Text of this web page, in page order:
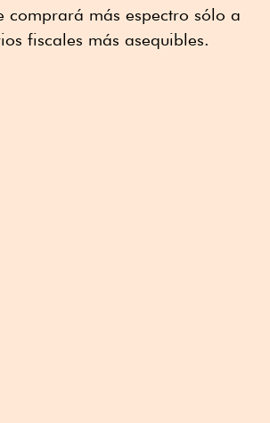
comprará más espectro sólo a
fiscales más asequibles.